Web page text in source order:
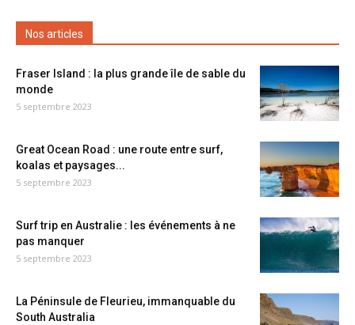
Nos articles
Fraser Island : la plus grande île de sable du
monde
5 septembre 2023
Great Ocean Road : une route entre surf,
koalas et paysages...
5 septembre 2023
Surf trip en Australie : les événements à ne
pas manquer
5 septembre 2023
La Péninsule de Fleurieu, immanquable du
South Australia